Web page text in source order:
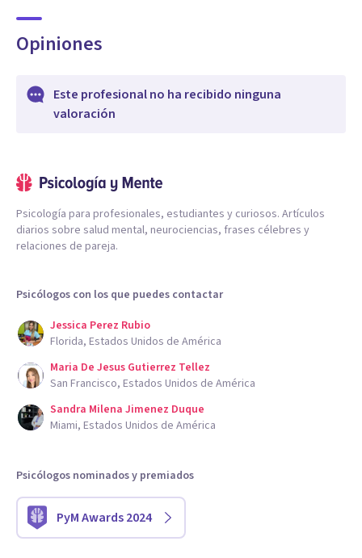
Opiniones
Este profesional no ha recibido ninguna
valoración
Psicología para profesionales, estudiantes y curiosos. Artículos
diarios sobre salud mental, neurociencias, frases célebres y
relaciones de pareja.
Psicólogos con los que puedes contactar
Jessica Perez Rubio
Florida, Estados Unidos de América
Maria De Jesus Gutierrez Tellez
San Francisco, Estados Unidos de América
Sandra Milena Jimenez Duque
Miami, Estados Unidos de América
Psicólogos nominados y premiados
PyM Awards 2024